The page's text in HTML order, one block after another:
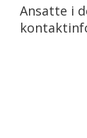
Ansatte i